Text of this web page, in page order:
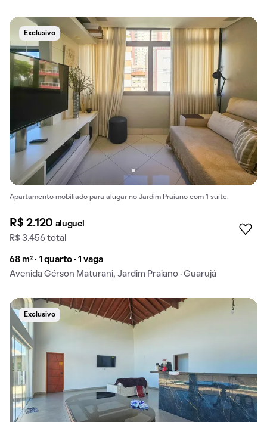
Exclusivo
Apartamento mobiliado para alugar no Jardim Praiano com 1 suíte.
R$ 2.120 aluguel
R$ 3.456 total
68 m² · 1 quarto · 1 vaga
Avenida Gérson Maturani, Jardim Praiano · Guarujá
Exclusivo